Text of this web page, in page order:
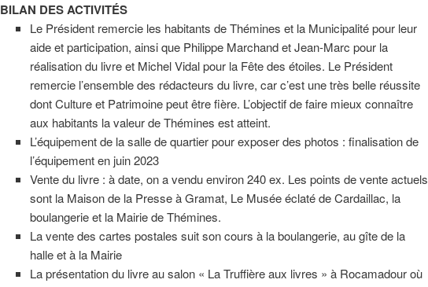
BILAN DES ACTIVITÉS
Le Président remercie les habitants de Thémines et la Municipalité pour leur
aide et participation, ainsi que Philippe Marchand et Jean-Marc pour la
réalisation du livre et Michel Vidal pour la Fête des étoiles. Le Président
remercie l’ensemble des rédacteurs du livre, car c’est une très belle réussite
dont Culture et Patrimoine peut être fière. L’objectif de faire mieux connaître
aux habitants la valeur de Thémines est atteint.
L’équipement de la salle de quartier pour exposer des photos : finalisation de
l’équipement en juin 2023
Vente du livre : à date, on a vendu environ 240 ex. Les points de vente actuels
sont la Maison de la Presse à Gramat, Le Musée éclaté de Cardaillac, la
boulangerie et la Mairie de Thémines.
La vente des cartes postales suit son cours à la boulangerie, au gîte de la
halle et à la Mairie
La présentation du livre au salon « La Truffière aux livres » à Rocamadour où